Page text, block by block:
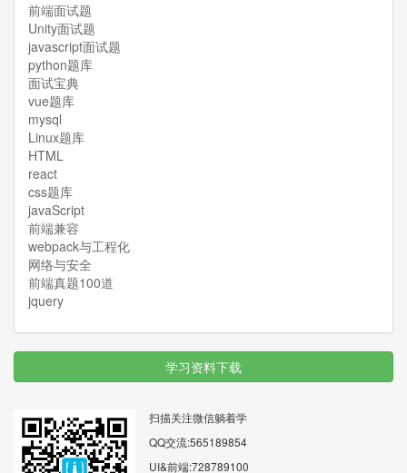
前端面试题
Unity面试题
javascript面试题
python题库
面试宝典
vue题库
mysql
Linux题库
HTML
react
css题库
javaScript
前端兼容
webpack与工程化
网络与安全
前端真题100道
jquery
学习资料下载
扫描关注微信躺着学
QQ交流:565189854
UI&前端:728789100